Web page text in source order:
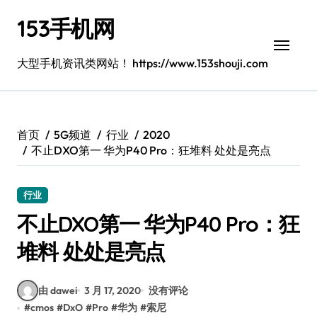
153手机网
大型手机资讯类网站！ https://www.153shouji.com
首页 5G频道 行业
2020
不止DXO第一 华为P40 Pro：狂堆料 处处是亮点
行业
不止DXO第一 华为P40 Pro：狂
堆料 处处是亮点
由 dawei 3 月 17, 2020 没有评论
#cmos #DxO #Pro #华为 #索尼